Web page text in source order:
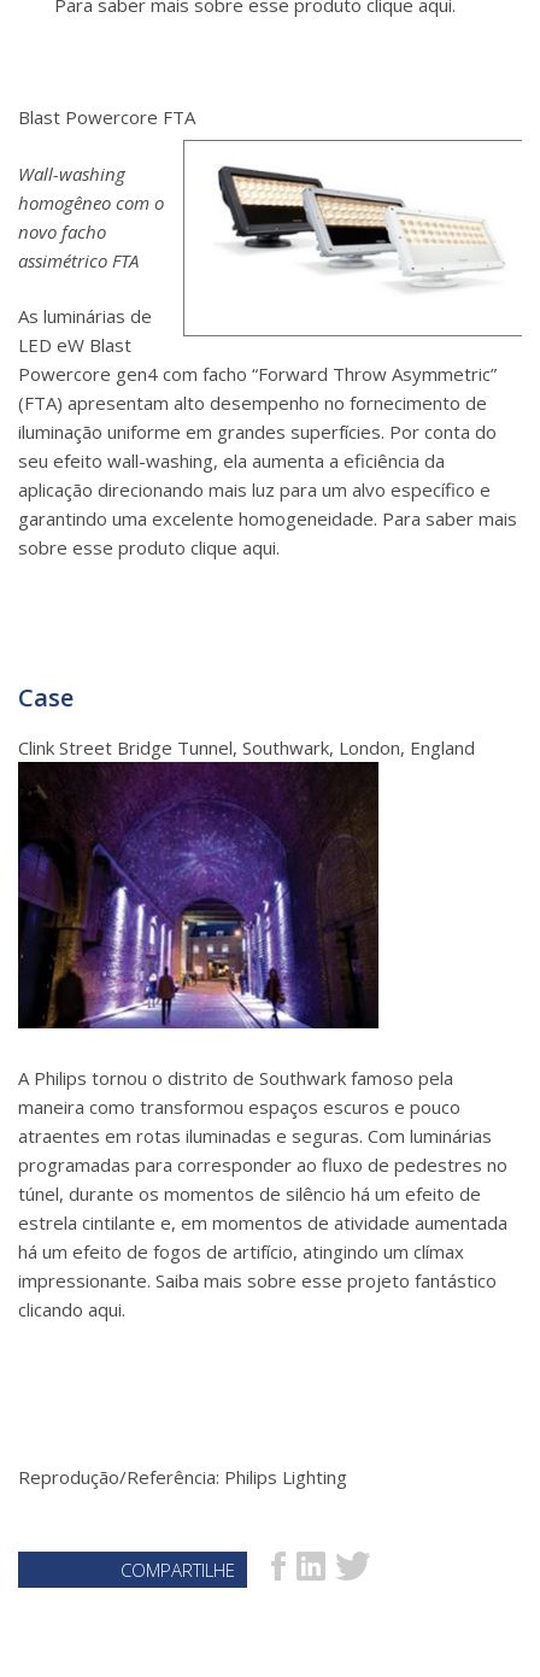
Para saber mais sobre esse produto clique aqui.
Blast Powercore FTA
Wall-washing
homogêneo com o
novo facho
assimétrico FTA
As luminárias de
LED eW Blast
Powercore gen4 com facho “Forward Throw Asymmetric”
(FTA) apresentam alto desempenho no fornecimento de
iluminação uniforme em grandes superfícies. Por conta do
seu efeito wall-washing, ela aumenta a eficiência da
aplicação direcionando mais luz para um alvo específico e
garantindo uma excelente homogeneidade. Para saber mais
sobre esse produto clique aqui.
Case
Clink Street Bridge Tunnel, Southwark, London, England
A Philips tornou o distrito de Southwark famoso pela
maneira como transformou espaços escuros e pouco
atraentes em rotas iluminadas e seguras. Com luminárias
programadas para corresponder ao fluxo de pedestres no
túnel, durante os momentos de silêncio há um efeito de
estrela cintilante e, em momentos de atividade aumentada
há um efeito de fogos de artifício, atingindo um clímax
impressionante. Saiba mais sobre esse projeto fantástico
clicando aqui.
Reprodução/Referência: Philips Lighting
COMPARTILHE